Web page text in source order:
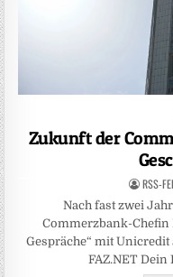
Zukunft der
RSS-
Nach fast zwei
Commerzbank-
Gespräche“ mit Unicredit
FAZ.NET